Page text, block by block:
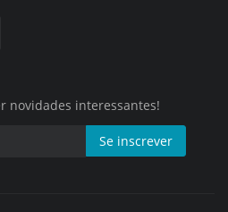
novidades interessantes!
Se inscrever